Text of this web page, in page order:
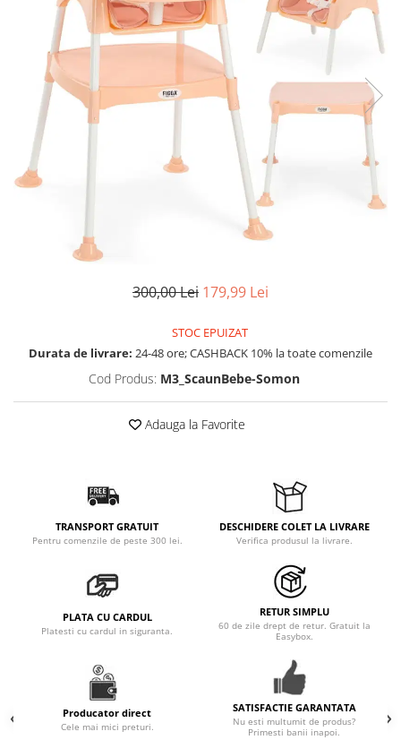
Aparate de vidat
Benzi dublu adezive
Benzi Led
Dispozitiv indepartare papiloame
Etajere depozitare
Irigatoare bucale
Lanterne
Ochelari
Produse copii
Aparat aerosoli
Patuturi bebelusi
Truse machiaj copii
300,00 Lei 179,99 Lei
STOC EPUIZAT
Durata de livrare: 24-48 ore; CASHBACK 10% la toate comenzile
Cod Produs: M3_ScaunBebe-Somon
Adauga la Favorite
TRANSPORT GRATUIT
Pentru comenzile de peste 300 lei.
DESCHIDERE COLET LA LIVRARE
Verifica produsul la livrare.
PLATA CU CARDUL
Platesti cu cardul in siguranta.
RETUR SIMPLU
60 de zile drept de retur. Gratuit la
Easybox.
Producator direct
Cele mai mici preturi.
SATISFACTIE GARANTATA
Nu esti multumit de produs?
Primesti banii inapoi.